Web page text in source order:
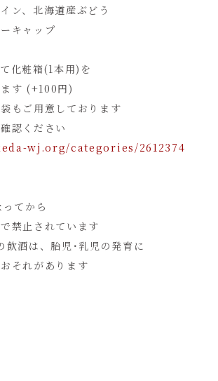
ン、北海道産ぶどう
キャップ
化粧箱(1本用)を
す (+100円)
もご用意しております
認ください
wj.org/categories/2612374
てから
禁止されています
酒は、胎児･乳児の発育に
それがあります